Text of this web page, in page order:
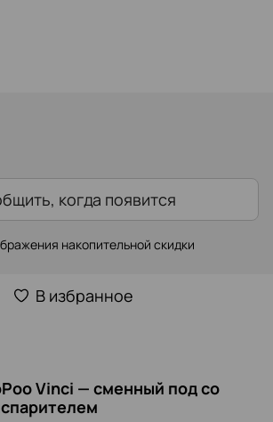
когда появится
накопительной скидки
В избранное
Vinci — сменный под со